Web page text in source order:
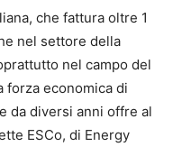
che fattura oltre 1
nel settore della
nel campo del
forza economica di
da diversi anni offre al
ESCo, di Energy